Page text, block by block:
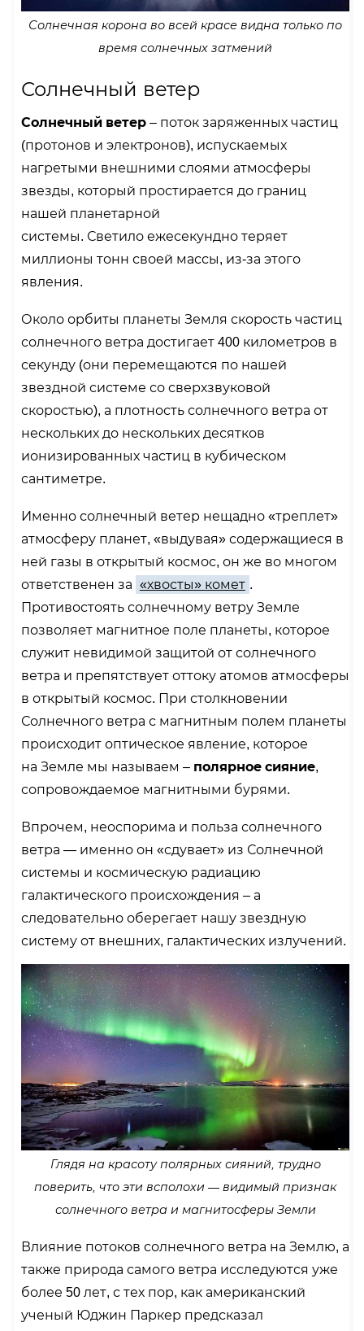
Солнечная корона во всей красе видна только по
время солнечных затмений
Солнечный ветер
Солнечный ветер – поток заряженных частиц
(протонов и электронов), испускаемых
нагретыми внешними слоями атмосферы
звезды, который простирается до границ
нашей планетарной
системы. Светило ежесекундно теряет
миллионы тонн своей массы, из-за этого
явления.
Около орбиты планеты Земля скорость частиц
солнечного ветра достигает 400 километров в
секунду (они перемещаются по нашей
звездной системе со сверхзвуковой
скоростью), а плотность солнечного ветра от
нескольких до нескольких десятков
ионизированных частиц в кубическом
сантиметре.
Именно солнечный ветер нещадно «треплет»
атмосферу планет, «выдувая» содержащиеся в
ней газы в открытый космос, он же во многом
ответственен за «хвосты» комет .
Противостоять солнечному ветру Земле
позволяет магнитное поле планеты, которое
служит невидимой защитой от солнечного
ветра и препятствует оттоку атомов атмосферы
в открытый космос. При столкновении
Солнечного ветра с магнитным полем планеты
происходит оптическое явление, которое
на Земле мы называем – полярное сияние,
сопровождаемое магнитными бурями.
Впрочем, неоспорима и польза солнечного
ветра — именно он «сдувает» из Солнечной
системы и космическую радиацию
галактического происхождения – а
следовательно оберегает нашу звездную
систему от внешних, галактических излучений.
Глядя на красоту полярных сияний, трудно
поверить, что эти всполохи — видимый признак
солнечного ветра и магнитосферы Земли
Влияние потоков солнечного ветра на Землю, а
также природа самого ветра исследуются уже
более 50 лет, с тех пор, как американский
ученый Юджин Паркер предсказал